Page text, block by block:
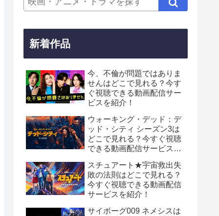
新着作品
今、不倫が問題ではありま
せんはどこで見れる？今す
ぐ視聴できる動画配信サー
ビスを紹介！
ウォーキング・デッド：デ
ッド・シティ シーズン3は
どこで見れる？今すぐ視聴
できる動画配信サービスを
スチュアート★宇宙救出失
敗の法則はどこで見れる？
今すぐ視聴できる動画配信
サービスを紹介！
サイボーグ009 ネメシスは